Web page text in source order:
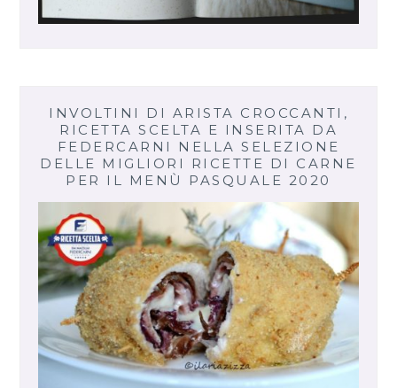
INVOLTINI DI ARISTA CROCCANTI,
RICETTA SCELTA E INSERITA DA
FEDERCARNI NELLA SELEZIONE
DELLE MIGLIORI RICETTE DI CARNE
PER IL MENÙ PASQUALE 2020